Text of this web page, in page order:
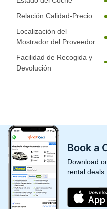
Relación Calidad-Precio
Localización del
Mostrador del Proveedor
Facilidad de Recogida y
Devolución
Book a
Download
rental deals.